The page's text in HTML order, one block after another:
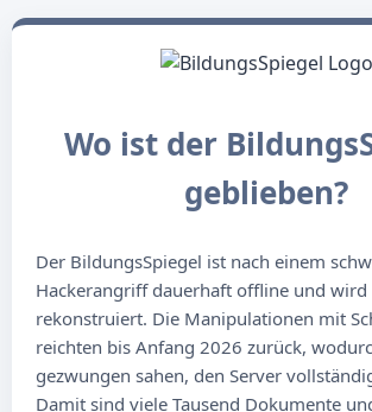
Wo ist der
geblieben?
Der BildungsSpiegel ist nach einem
Hackerangriff dauerhaft offline und
rekonstruiert. Die Manipulationen mit
reichten bis Anfang 2026 zurück,
gezwungen sahen, den Server
Damit sind viele Tausend Dokumente